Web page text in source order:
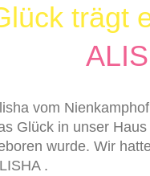
trägt
vom
Glück in unser
wurde. Wir
.